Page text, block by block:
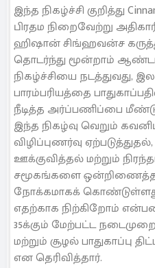
இந்த நிகழ்ச்சி குறித்து
பிரதம நிறைவேற்று
ஹிஷான் சிங்ஹவன்ச
தொடர்ந்து மூன்றாம் ஆண்டாக
நிகழ்ச்சியை நடத்துவது,
பாரம்பரியத்தை
நீடித்த அர்ப்பணிப்பை மீண்டும்
இந்த நிகழ்வு வெறும்
விழிப்புணர்வு
ஊக்குவித்தல் மற்றும்
சமூகங்களை
நோக்கமாகக்
எதற்காக நிற்கிறோம்
35க்கும் மேற்பட்ட
மற்றும் சூழல் பாதுகாப்பு
என தெரிவித்தார்.